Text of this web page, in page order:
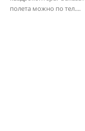
полета можно по тел....